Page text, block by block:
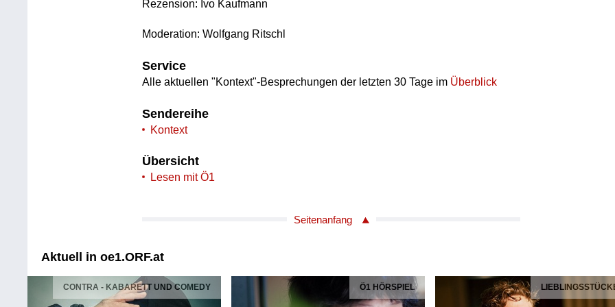
Rezension: Ivo Kaufmann
Moderation: Wolfgang Ritschl
Service
Alle aktuellen "Kontext"-Besprechungen der letzten 30 Tage im Überblick
Sendereihe
Kontext
Übersicht
Lesen mit Ö1
Seitenanfang
Aktuell in oe1.ORF.at
CONTRA - KABARETT UND COMEDY Ö1 HÖRSPIEL